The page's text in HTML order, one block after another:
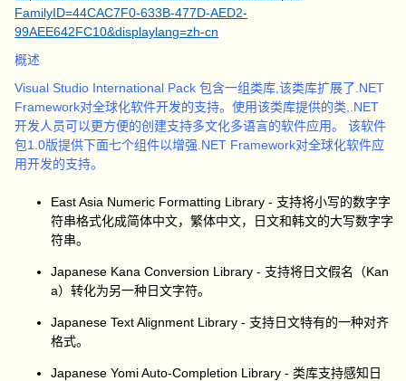
FamilyID=44CAC7F0-633B-477D-AED2-
99AEE642FC10&displaylang=zh-cn
概述
Visual Studio International Pack 包含一组类库,该类库扩展了.NET
Framework对全球化软件开发的支持。使用该类库提供的类,.NET
开发人员可以更方便的创建支持多文化多语言的软件应用。 该软件
包1.0版提供下面七个组件以增强.NET Framework对全球化软件应
用开发的支持。
East Asia Numeric Formatting Library - 支持将小写的数字字
符串格式化成简体中文，繁体中文，日文和韩文的大写数字字
符串。
Japanese Kana Conversion Library - 支持将日文假名（Kan
a）转化为另一种日文字符。
Japanese Text Alignment Library - 支持日文特有的一种对齐
格式。
Japanese Yomi Auto-Completion Library - 类库支持感知日